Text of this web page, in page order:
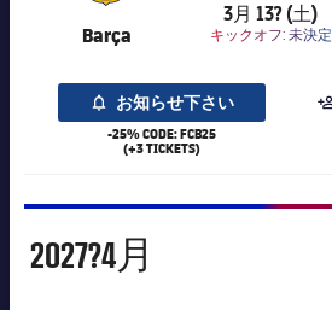
Barça
3月 13? (土)
キックオフ: 未決定
お知らせ下さい
-25% CODE: FCB25
(+3 TICKETS)
4月
2027?4月